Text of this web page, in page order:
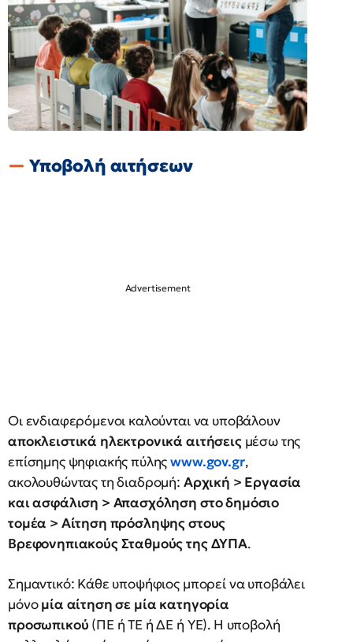
Υποβολή αιτήσεων
Οι ενδιαφερόμενοι καλούνται να υποβάλουν
αποκλειστικά ηλεκτρονικά αιτήσειςμέσω της
επίσημης ψηφιακής πύληςwww.gov.gr,
ακολουθώντας τη διαδρομή: Αρχική > Εργασία
και ασφάλιση > Απασχόληση στο δημόσιο
τομέα > Αίτηση πρόσληψης στους
Βρεφονηπιακούς Σταθμούς της ΔΥΠΑ.
Σημαντικό: Κάθε υποψήφιος μπορεί να υποβάλει
μόνομία αίτηση σε μία κατηγορία
προσωπικού (ΠΕ ή ΤΕ ή ΔΕ ή ΥΕ). Η υποβολή